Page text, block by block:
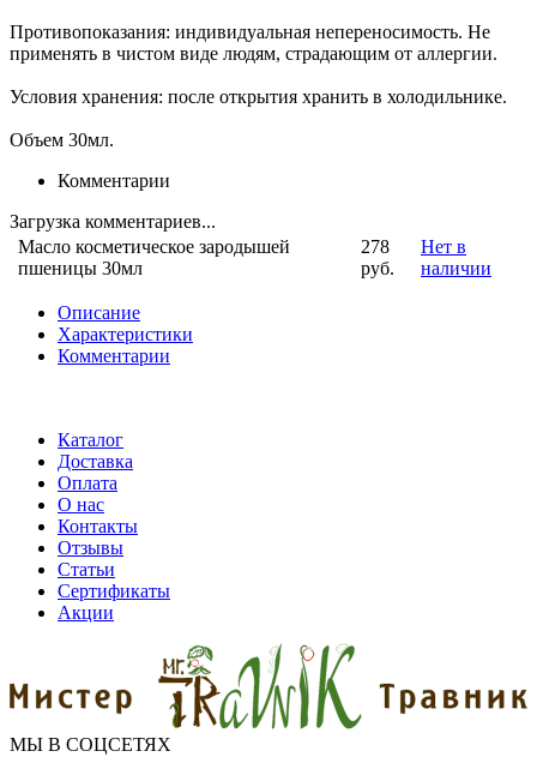
Противопоказания: индивидуальная непереносимость. Не
применять в чистом виде людям, страдающим от аллергии.
Условия хранения: после открытия хранить в холодильнике.
Объем 30мл.
Комментарии
Загрузка комментариев...
Масло косметическое зародышей
пшеницы 30мл
278
руб.
Нет в
наличии
Описание
Характеристики
Комментарии
Каталог
Доставка
Оплата
О нас
Контакты
Отзывы
Статьи
Сертификаты
Акции
МЫ В СОЦСЕТЯХ